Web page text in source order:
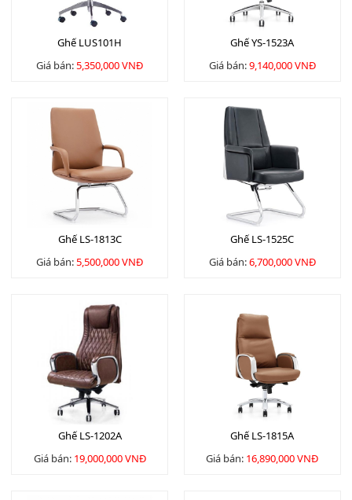
Ghế LUS101H
Giá bán:5,350,000 VNĐ
Ghế YS-1523A
Giá bán:9,140,000 VNĐ
Ghế LS-1813C
Giá bán:5,500,000 VNĐ
Ghế LS-1525C
Giá bán:6,700,000 VNĐ
Ghế LS-1202A
Giá bán: 19,000,000 VNĐ
Ghế LS-1815A
Giá bán: 16,890,000 VNĐ